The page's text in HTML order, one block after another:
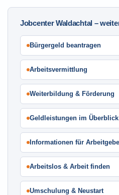
Jobcenter Waldachtal –
Bürgergeld beantragen
Arbeitsvermittlung
Weiterbildung & Förderung
Geldleistungen im Überblick
Informationen für
Arbeitslos & Arbeit finden
Umschulung & Neustart